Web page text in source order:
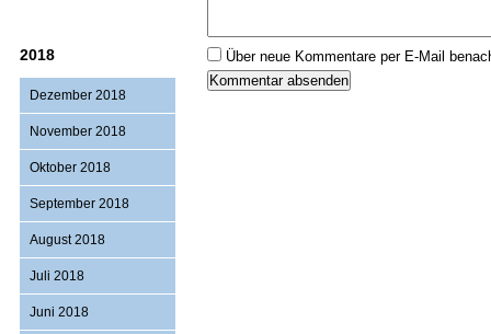
2018
Dezember 2018
November 2018
Oktober 2018
September 2018
August 2018
Juli 2018
Juni 2018
Über neue Kommentare per E-Mail